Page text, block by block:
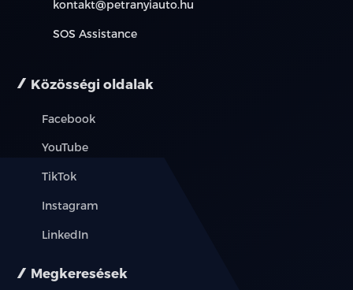
Vegán bőr + szövet ülésborítás
6 irányban elektromosan állítható vezetőülés
elektromos deréktámasszal
40:60 arányban osztott, ledönthető hátsó üléssor
kontakt@petranyiauto.hu
SOS Assistance
Közösségi oldalak
Facebook
YouTube
TikTok
Instagram
LinkedIn
Megkeresések